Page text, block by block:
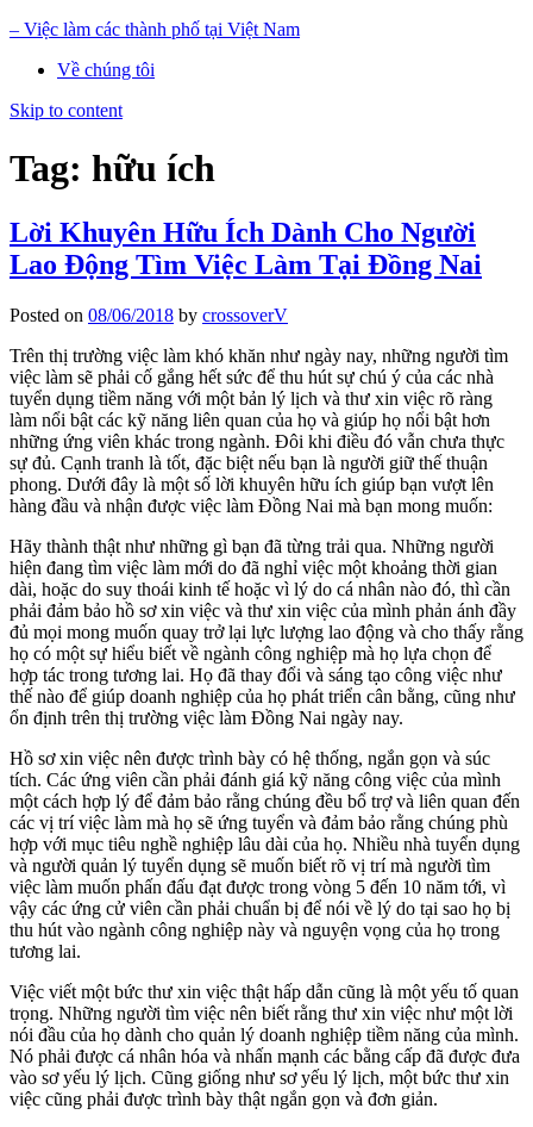
– Việc làm các thành phố tại Việt Nam
Về chúng tôi
Skip to content
Tag: hữu ích
Lời Khuyên Hữu Ích Dành Cho Người
Lao Động Tìm Việc Làm Tại Đồng Nai
Posted on 08/06/2018 by crossoverV
Trên thị trường việc làm khó khăn như ngày nay, những người tìm
việc làm sẽ phải cố gắng hết sức để thu hút sự chú ý của các nhà
tuyển dụng tiềm năng với một bản lý lịch và thư xin việc rõ ràng
làm nổi bật các kỹ năng liên quan của họ và giúp họ nổi bật hơn
những ứng viên khác trong ngành. Đôi khi điều đó vẫn chưa thực
sự đủ. Cạnh tranh là tốt, đặc biệt nếu bạn là người giữ thế thuận
phong. Dưới đây là một số lời khuyên hữu ích giúp bạn vượt lên
hàng đầu và nhận được việc làm Đồng Nai mà bạn mong muốn:
Hãy thành thật như những gì bạn đã từng trải qua. Những người
hiện đang tìm việc làm mới do đã nghỉ việc một khoảng thời gian
dài, hoặc do suy thoái kinh tế hoặc vì lý do cá nhân nào đó, thì cần
phải đảm bảo hồ sơ xin việc và thư xin việc của mình phản ánh đầy
đủ mọi mong muốn quay trở lại lực lượng lao động và cho thấy rằng
họ có một sự hiểu biết về ngành công nghiệp mà họ lựa chọn để
hợp tác trong tương lai. Họ đã thay đổi và sáng tạo công việc như
thế nào để giúp doanh nghiệp của họ phát triển cân bằng, cũng như
ổn định trên thị trường việc làm Đồng Nai ngày nay.
Hồ sơ xin việc nên được trình bày có hệ thống, ngắn gọn và súc
tích. Các ứng viên cần phải đánh giá kỹ năng công việc của mình
một cách hợp lý để đảm bảo rằng chúng đều bổ trợ và liên quan đến
các vị trí việc làm mà họ sẽ ứng tuyển và đảm bảo rằng chúng phù
hợp với mục tiêu nghề nghiệp lâu dài của họ. Nhiều nhà tuyển dụng
và người quản lý tuyển dụng sẽ muốn biết rõ vị trí mà người tìm
việc làm muốn phấn đấu đạt được trong vòng 5 đến 10 năm tới, vì
vậy các ứng cử viên cần phải chuẩn bị để nói về lý do tại sao họ bị
thu hút vào ngành công nghiệp này và nguyện vọng của họ trong
tương lai.
Việc viết một bức thư xin việc thật hấp dẫn cũng là một yếu tố quan
trọng. Những người tìm việc nên biết rằng thư xin việc như một lời
nói đầu của họ dành cho quản lý doanh nghiệp tiềm năng của mình.
Nó phải được cá nhân hóa và nhấn mạnh các bằng cấp đã được đưa
vào sơ yếu lý lịch. Cũng giống như sơ yếu lý lịch, một bức thư xin
việc cũng phải được trình bày thật ngắn gọn và đơn giản.